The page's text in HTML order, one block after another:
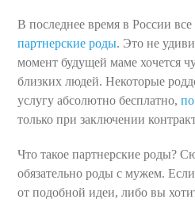
В последнее время в России все
партнерские роды. Это не
момент будущей маме хочется
близких людей. Некоторые
услугу абсолютно бесплатно,
только при заключении
Что такое партнерские роды?
обязательно роды с мужем.
от подобной идеи, либо вы